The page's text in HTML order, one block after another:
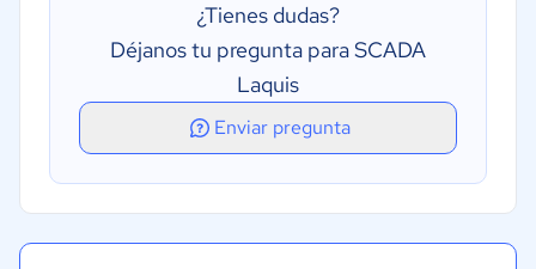
¿Tienes dudas?
Déjanos tu pregunta para SCADA
Laquis
Enviar pregunta